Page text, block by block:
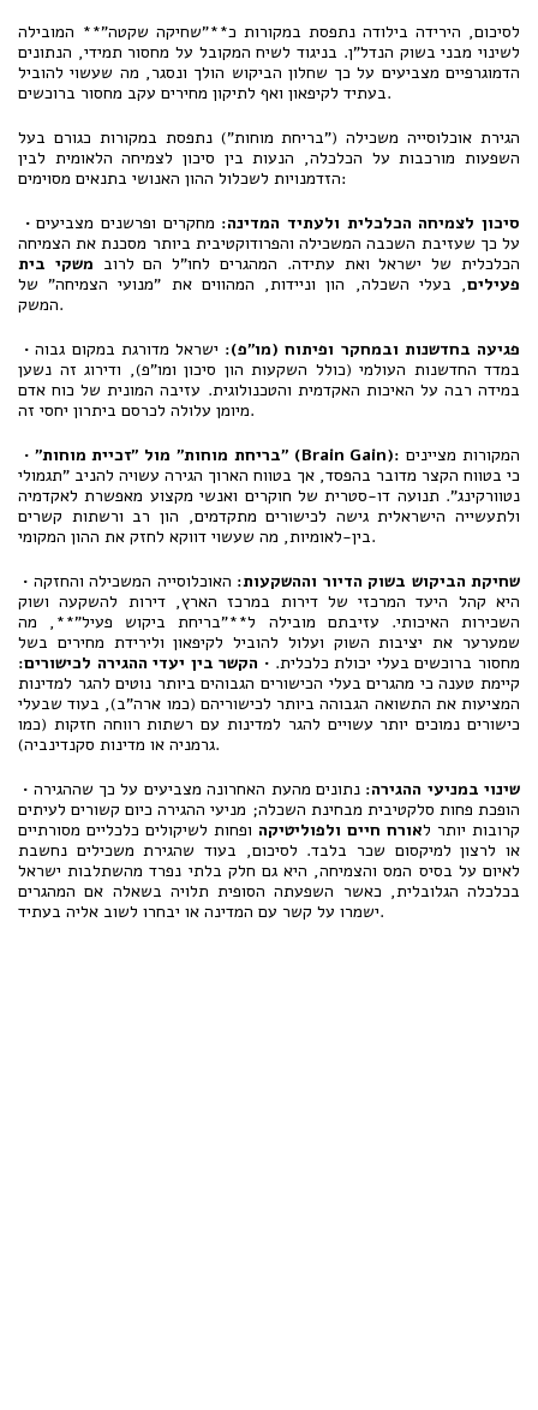
לסיכום, הירידה בילודה נתפסת במקורות כ**"שחיקה שקטה"** המובילה
לשינוי מבני בשוק הנדל"ן. בניגוד לשיח המקובל על מחסור תמידי, הנתונים
הדמוגרפיים מצביעים על כך שחלון הביקוש הולך ונסגר, מה שעשוי להוביל
בעתיד לקיפאון ואף לתיקון מחירים עקב מחסור ברוכשים.
הגירת אוכלוסייה משכילה ("בריחת מוחות") נתפסת במקורות כגורם בעל
השפעות מורכבות על הכלכלה, הנעות בין סיכון לצמיחה הלאומית לבין
הזדמנויות לשכלול ההון האנושי בתנאים מסוימים:
•
סיכון לצמיחה הכלכלית ולעתיד המדינה: מחקרים ופרשנים מצביעים
על כך שעזיבת השכבה המשכילה והפרודוקטיבית ביותר מסכנת את הצמיחה
הכלכלית של ישראל ואת עתידה. המהגרים לחו"ל הם לרוב משקי בית
פעילים, בעלי השכלה, הון וניידות, המהווים את "מנועי הצמיחה" של
המשק.
•
פגיעה בחדשנות ובמחקר ופיתוח (מו"פ): ישראל מדורגת במקום גבוה
במדד החדשנות העולמי (כולל השקעות הון סיכון ומו"פ), ודירוג זה נשען
במידה רבה על האיכות האקדמית והטכנולוגית. עזיבה המונית של כוח אדם
מיומן עלולה לכרסם ביתרון יחסי זה.
• "בריחת מוחות" מול "זכיית מוחות" (Brain Gain): המקורות מציינים
כי בטווח הקצר מדובר בהפסד, אך בטווח הארוך הגירה עשויה להניב "תגמולי
נטוורקינג". תנועה דו-סטרית של חוקרים ואנשי מקצוע מאפשרת לאקדמיה
ולתעשייה הישראלית גישה לכישורים מתקדמים, הון רב ורשתות קשרים
בין-לאומיות, מה שעשוי דווקא לחזק את ההון המקומי.
•
שחיקת הביקוש בשוק הדיור וההשקעות: האוכלוסייה המשכילה והחזקה
היא קהל היעד המרכזי של דירות במרכז הארץ, דירות להשקעה ושוק
השכירות האיכותי. עזיבתם מובילה ל**"בריחת ביקוש פעיל"**, מה
שמערער את יציבות השוק ועלול להוביל לקיפאון ולירידת מחירים בשל
מחסור ברוכשים בעלי יכולת כלכלית. • הקשר בין יעדי ההגירה לכישורים:
קיימת טענה כי מהגרים בעלי הכישורים הגבוהים ביותר נוטים להגר למדינות
המציעות את התשואה הגבוהה ביותר לכישוריהם (כמו ארה"ב), בעוד שבעלי
כישורים נמוכים יותר עשויים להגר למדינות עם רשתות רווחה חזקות (כמו
גרמניה או מדינות סקנדינביה).
•
שינוי במניעי ההגירה: נתונים מהעת האחרונה מצביעים על כך שההגירה
הופכת פחות סלקטיבית מבחינת השכלה; מניעי ההגירה כיום קשורים לעיתים
קרובות יותר לאורח חיים ולפוליטיקה ופחות לשיקולים כלכליים מסורתיים
או לרצון למיקסום שכר בלבד. לסיכום, בעוד שהגירת משכילים נחשבת
לאיום על בסיס המס והצמיחה, היא גם חלק בלתי נפרד מהשתלבות ישראל
בכלכלה הגלובלית, כאשר השפעתה הסופית תלויה בשאלה אם המהגרים
ישמרו על קשר עם המדינה או יבחרו לשוב אליה בעתיד.